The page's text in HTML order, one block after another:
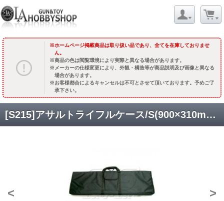
ホームページ掲載商品は取り扱い品であり、全てを在庫しておりませ
ん。
商品の色は閲覧環境により実際と異なる場合があります。
メーカーの仕様変更により、外観・構造等が商品説明及び画像と異なる
場合があります。
お客様都合によるキャンセルは不可とさせて頂いております。予めご了
承下さい。
[S215]アサルトライフルケース/S(900×310mmx75mm) [品切中.輸入待ち]
< >